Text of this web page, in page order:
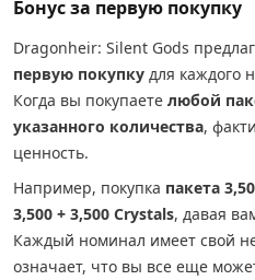
Бонус за первую покупку
Dragonheir: Silent Gods
первую покупку для каждого
Когда вы покупаете любой
указанного количества,
ценность.
Например, покупка пакета
3,500 + 3,500 Crystals, давая
Каждый номинал имеет свой
означает, что вы все еще